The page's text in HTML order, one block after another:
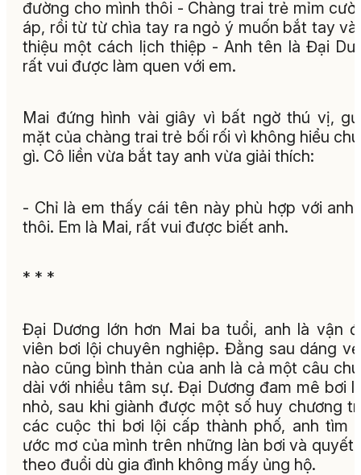
đường cho mình thôi - Chàng trai trẻ mỉm
áp, rồi từ từ chìa tay ra ngỏ ý muốn bắt tay và
thiệu một cách lịch thiệp - Anh tên là Đại
rất vui được làm quen với em.
Mai đứng hình vài giây vì bất ngờ thú vị,
mặt của chàng trai trẻ bối rối vì không hiểu
gì. Cô liền vừa bắt tay anh vừa giải thích:
- Chỉ là em thấy cái tên này phù hợp với anh
thôi. Em là Mai, rất vui được biết anh.
* * *
Đại Dương lớn hơn Mai ba tuổi, anh là vận
viên bơi lội chuyên nghiệp. Đằng sau dáng
nào cũng bình thản của anh là cả một câu
dài với nhiều tâm sự. Đại Dương đam mê bơi
nhỏ, sau khi giành được một số huy chương
các cuộc thi bơi lội cấp thành phố, anh tìm
ước mơ của mình trên những làn bơi và quyết
theo đuổi dù gia đình không mấy ủng hộ.